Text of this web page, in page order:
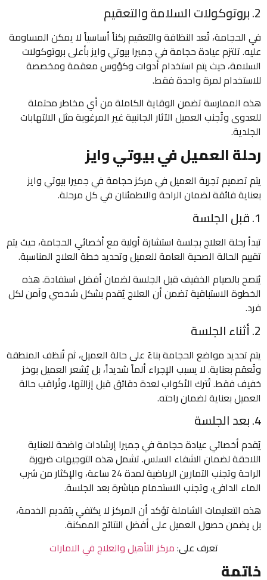
2. بروتوكولات السلامة والتعقيم
في الحجامة، تُعد النظافة والتعقيم ركناً أساسياً لا يمكن المساومة
عليه. تلتزم عيادة حجامة في جميرا بيوتي وايز بأعلى بروتوكولات
السلامة، حيث يتم استخدام أدوات وكؤوس معقمة ومخصصة
للاستخدام لمرة واحدة فقط.
هذه الممارسة تضمن الوقاية الكاملة من أي مخاطر محتملة
للعدوى وتُجنب العميل الآثار الجانبية غير المرغوبة مثل الالتهابات
الجلدية.
رحلة العميل في بيوتي وايز
يتم تصميم تجربة العميل في مركز حجامة في جميرا بيوتي وايز
بعناية فائقة لضمان الراحة والاطمئنان في كل مرحلة.
1. قبل الجلسة
تبدأ رحلة العلاج بجلسة استشارة أولية مع أخصائي الحجامة، حيث يتم
تقييم الحالة الصحية العامة للعميل وتحديد خطة العلاج المناسبة.
يُنصح بالصيام الخفيف قبل الجلسة لضمان أفضل استفادة. هذه
الخطوة الاستباقية تضمن أن العلاج يُقدم بشكل شخصي وآمن لكل
فرد.
2. أثناء الجلسة
يتم تحديد مواضع الحجامة بناءً على حالة العميل، ثم تُنظف المنطقة
وتُعقم بعناية. لا يسبب الإجراء ألماً شديداً، بل يُشعر العميل بوخز
خفيف فقط. تُترك الأكواب لعدة دقائق قبل إزالتها، وتُراقب حالة
العميل بعناية لضمان راحته.
4. بعد الجلسة
يُقدم أخصائي عيادة حجامة في جميرا إرشادات واضحة للعناية
اللاحقة لضمان الشفاء السلس. تشمل هذه التوجيهات ضرورة
الراحة وتجنب التمارين الرياضية لمدة 24 ساعة، والإكثار من شرب
الماء الدافئ، وتجنب الاستحمام مباشرة بعد الجلسة.
هذه التعليمات الشاملة تؤكد أن المركز لا يكتفي بتقديم الخدمة،
بل يضمن حصول العميل على أفضل النتائج الممكنة.
تعرف على:مركز التأهيل والعلاج في الامارات
خاتمة